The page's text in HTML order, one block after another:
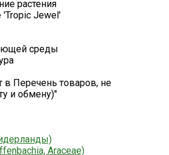
растения
'Tropic Jewel'
среды
Перечень товаров, не
и обмену)"